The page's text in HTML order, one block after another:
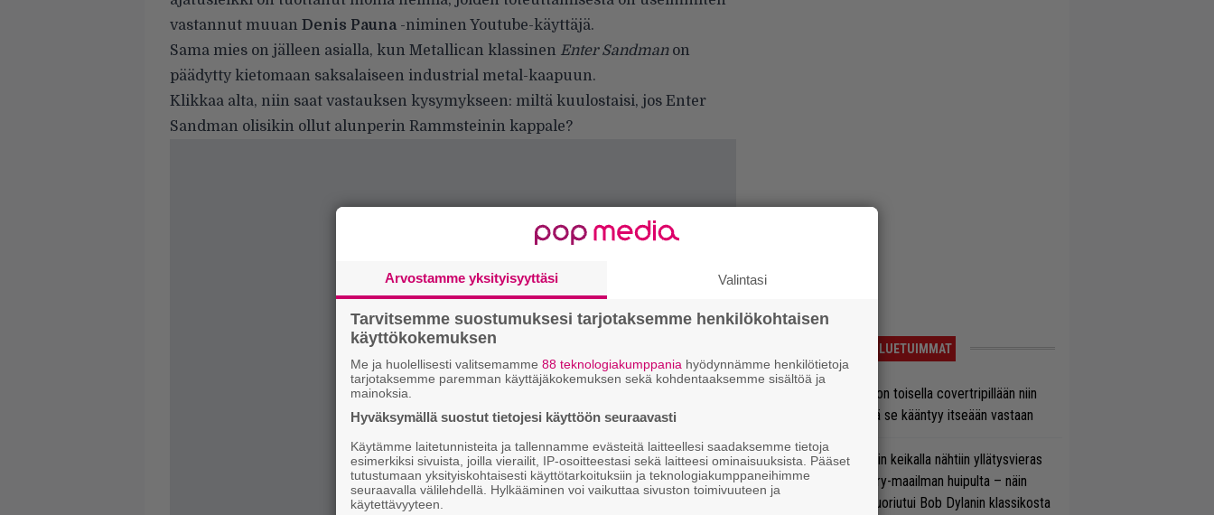
vastannut muuan Denis Pauna-niminen Youtube-käyttäjä.
Sama mies on jälleen asialla, kun Metallican klassinen Enter Sandman on
päädytty kietomaan saksalaiseen industrial metal-kaapuun.
Klikkaa alta, niin saat vastauksen kysymykseen: miltä kuulostaisi, jos Enter
Sandman olisikin ollut alunperin Rammsteinin kappale?
LUETUIMMAT
Arvio: Saimaa on toisella covertripillään niin
suvereeni, että se kääntyy itseään vastaan
Guns N’ Rosesin keikalla nähtiin yllätysvieras
suoraan country-maailman huipulta – näin
kokoonpano suoriutui Bob Dylanin klassikosta
Arvostamme yksityisyyttäsi Valintasi
Tarvitsemme suostumuksesi tarjotaksemme henkilökohtaisen
käyttökokemuksen
Me ja huolellisesti valitsemamme 88 teknologiakumppania hyödynnämme henkilötietoja
tarjotaksemme paremman käyttäjäkokemuksen sekä kohdentaaksemme sisältöä ja
mainoksia.
Hyväksymällä suostut tietojesi käyttöön seuraavasti
Käytämme laitetunnisteita ja tallennamme evästeitä laitteellesi saadaksemme tietoja
esimerkiksi sivuista, joilla vierailit, IP-osoitteestasi sekä laitteesi ominaisuuksista. Pääset
tutustumaan yksityiskohtaisesti käyttötarkoituksiin ja teknologiakumppaneihimme
seuraavalla välilehdellä. Hylkääminen voi vaikuttaa sivuston toimivuuteen ja
käytettävyyteen.